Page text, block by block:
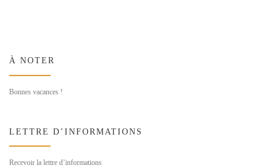
À NOTER
Bonnes vacances !
LETTRE D’INFORMATIONS
Recevoir la lettre d’informations